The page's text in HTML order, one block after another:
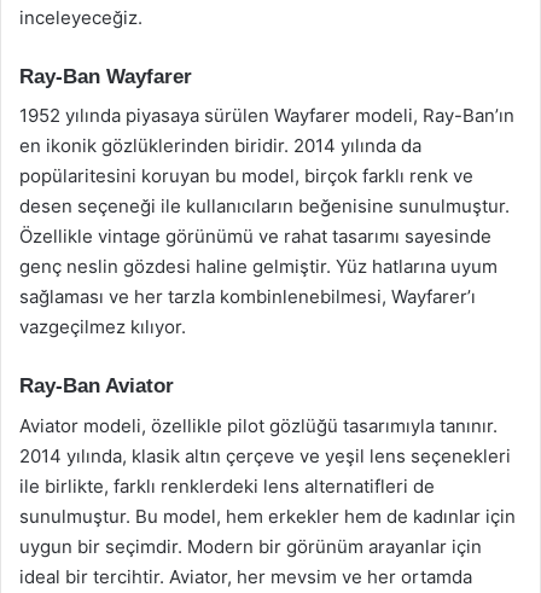
inceleyeceğiz.
Ray-Ban Wayfarer
1952 yılında piyasaya sürülen Wayfarer modeli, Ray-Ban’ın
en ikonik gözlüklerinden biridir. 2014 yılında da
popülaritesini koruyan bu model, birçok farklı renk ve
desen seçeneği ile kullanıcıların beğenisine sunulmuştur.
Özellikle vintage görünümü ve rahat tasarımı sayesinde
genç neslin gözdesi haline gelmiştir. Yüz hatlarına uyum
sağlaması ve her tarzla kombinlenebilmesi, Wayfarer’ı
vazgeçilmez kılıyor.
Ray-Ban Aviator
Aviator modeli, özellikle pilot gözlüğü tasarımıyla tanınır.
2014 yılında, klasik altın çerçeve ve yeşil lens seçenekleri
ile birlikte, farklı renklerdeki lens alternatifleri de
sunulmuştur. Bu model, hem erkekler hem de kadınlar için
uygun bir seçimdir. Modern bir görünüm arayanlar için
ideal bir tercihtir. Aviator, her mevsim ve her ortamda